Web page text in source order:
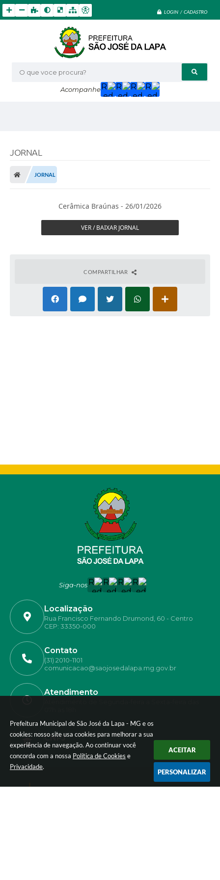
Prefeitura Municipal de São José da Lapa - MG e os
cookies: nosso site usa cookies para melhorar a sua
experiência de navegação. Ao continuar você
concorda com a nossa Política de Cookies e
Privacidade.
ACEITAR
PERSONALIZAR
LOGIN / CADASTRO
O que voce procura?
Acompanhe
JORNAL
JORNAL
Cerâmica Braúnas - 26/01/2026
VER / BAIXAR JORNAL
COMPARTILHAR
Siga-nos
Localização
Rua Francisco Fernando Drumond, 60 - Centro
CEP: 33350-000
Contato
(31) 2010-1101
comunicacao@saojosedalapa.mg.gov.br
Atendimento
CNPJ
42.774.281/0001-80